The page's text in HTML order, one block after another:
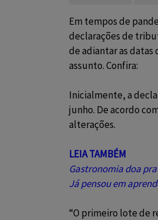
Em tempos de
declarações de
de adiantar as datas
assunto. Confira:
Inicialmente, a
junho. De acordo
alterações.
LEIA TAMBÉM
Gastronomia doa
Já pensou em
“O primeiro lote de